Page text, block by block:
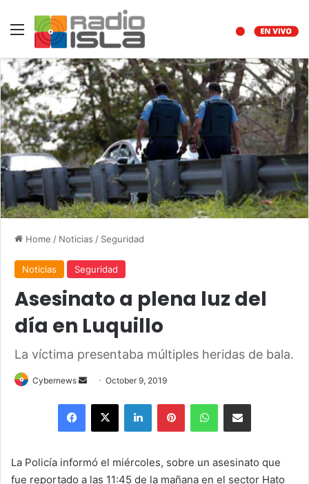
Menu
Home / Noticias / Seguridad
Noticias Seguridad
Asesinato a plena luz del
día en Luquillo
La víctima presentaba múltiples heridas de bala.
Cybernews
Send
email
October 9, 2019
Facebook
X LinkedInPinterestWhatsAppShare via Email
La Policía informó el miércoles, sobre un asesinato que
fue reportado a las 11:45 de la mañana en el sector Hato